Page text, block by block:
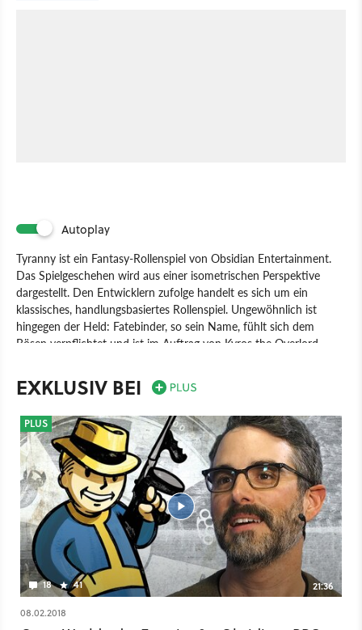
Autoplay
Tyranny ist ein Fantasy-Rollenspiel von Obsidian Entertainment.
Das Spielgeschehen wird aus einer isometrischen Perspektive
dargestellt. Den Entwicklern zufolge handelt es sich um ein
klassisches, handlungsbasiertes Rollenspiel. Ungewöhnlich ist
hingegen der Held: Fatebinder, so sein Name, fühlt sich dem
Bösen verpflichtet und ist im Auftrag von Kyros the Overlord
Spiel PC Rollenspiel
Paradox Interactive
Obsidian Entertainment
Tyranny
EXKLUSIV BEI
18 41 21:36
PLUS
08.02.2018